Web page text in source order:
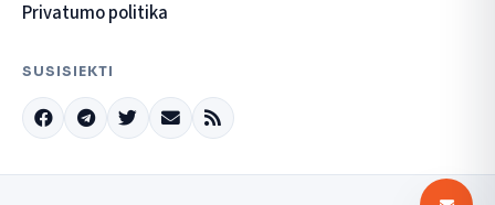
Privatumo politika
SUSISIEKTI